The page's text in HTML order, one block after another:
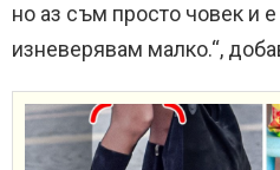
но аз съм просто човек и е
изневерявам малко.“,